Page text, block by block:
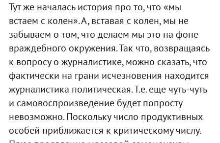
Тут же началась история про то, что «мы
встаем с колен». А, вставая с колен, мы не
забываем о том, что делаем мы это на фоне
враждебного окружения. Так что, возвращаясь
к вопросу о журналистике, можно сказать, что
фактически на грани исчезновения находится
журналистика политическая. Т.е. еще чуть-чуть
и самовоспроизведение будет попросту
невозможно. Поскольку число продуктивных
особей приближается к критическому числу.